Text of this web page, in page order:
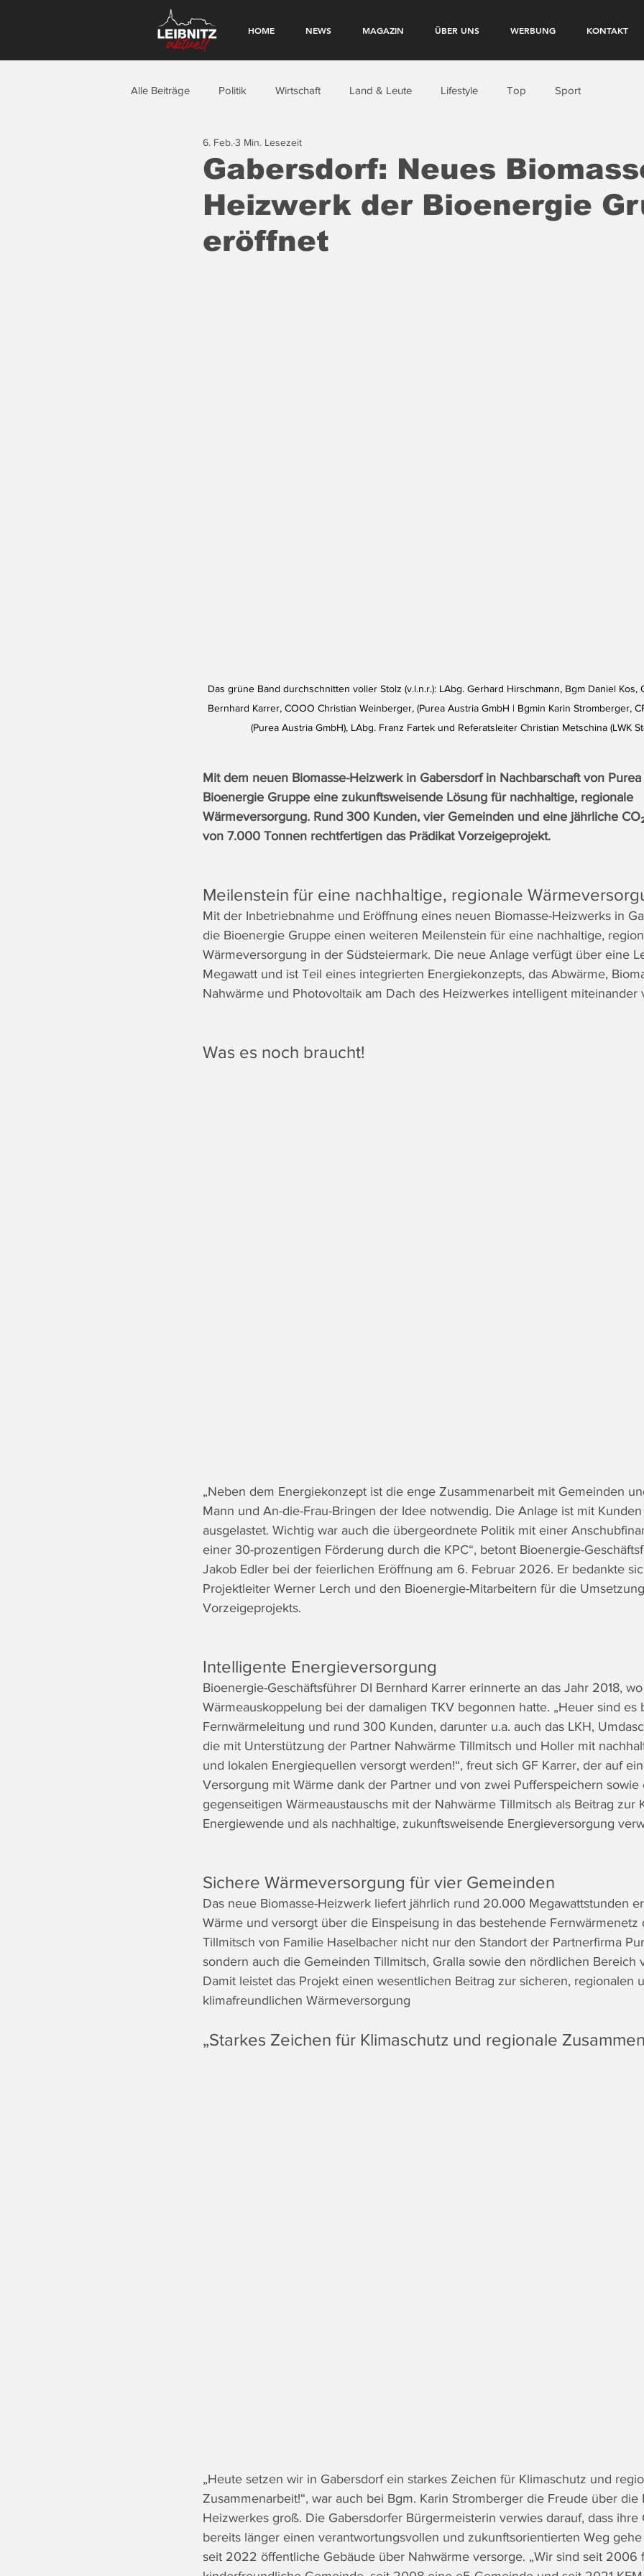
HOME NEWS MAGAZIN ÜBER UNS WERBUNG KONTAKT
Alle Beiträge Politik Wirtschaft Land & Leute Lifestyle Top Sport
Gabersdorf: Neues
Heizwerk der Bioenergie
eröffnet
6. Feb. 3 Min. Lesezeit
Das grüne Band durchschnitten voller Stolz (v.l.n.r.): LAbg. Gerhard Hirschmann, Bgm Daniel Kos,
Bernhard Karrer, COOO Christian Weinberger, (Purea Austria GmbH | Bgmin Karin Stromberger,
(Purea Austria GmbH), LAbg. Franz Fartek und Referatsleiter Christian Metschina (LWK
Mit dem neuen Biomasse-Heizwerk in Gabersdorf in Nachbarschaft von
Bioenergie Gruppe eine zukunftsweisende Lösung für nachhaltige, regionale
Wärmeversorgung. Rund 300 Kunden, vier Gemeinden und eine jährliche
von 7.000 Tonnen rechtfertigen das Prädikat Vorzeigeprojekt.
Meilenstein für eine nachhaltige, regionale
Mit der Inbetriebnahme und Eröffnung eines neuen Biomasse-Heizwerks in
die Bioenergie Gruppe einen weiteren Meilenstein für eine nachhaltige,
Wärmeversorgung in der Südsteiermark. Die neue Anlage verfügt über eine
Megawatt und ist Teil eines integrierten Energiekonzepts, das Abwärme,
Nahwärme und Photovoltaik am Dach des Heizwerkes intelligent miteinander
Was es noch braucht!
„Neben dem Energiekonzept ist die enge Zusammenarbeit mit Gemeinden
Mann und An-die-Frau-Bringen der Idee notwendig. Die Anlage ist mit
ausgelastet. Wichtig war auch die übergeordnete Politik mit einer
einer 30-prozentigen Förderung durch die KPC“, betont Bioenergie-
Jakob Edler bei der feierlichen Eröffnung am 6. Februar 2026. Er bedankte
Projektleiter Werner Lerch und den Bioenergie-Mitarbeitern für die
Vorzeigeprojekts.
Intelligente Energieversorgung
Bioenergie-Geschäftsführer DI Bernhard Karrer erinnerte an das Jahr 2018,
Wärmeauskoppelung bei der damaligen TKV begonnen hatte. „Heuer sind es
Fernwärmeleitung und rund 300 Kunden, darunter u.a. auch das LKH,
die mit Unterstützung der Partner Nahwärme Tillmitsch und Holler mit
und lokalen Energiequellen versorgt werden!“, freut sich GF Karrer, der auf
Versorgung mit Wärme dank der Partner und von zwei Pufferspeichern sowie
gegenseitigen Wärmeaustauschs mit der Nahwärme Tillmitsch als Beitrag zur
Energiewende und als nachhaltige, zukunftsweisende Energieversorgung
Sichere Wärmeversorgung für vier Gemeinden
Das neue Biomasse-Heizwerk liefert jährlich rund 20.000 Megawattstunden
Wärme und versorgt über die Einspeisung in das bestehende Fernwärmenetz
Tillmitsch von Familie Haselbacher nicht nur den Standort der Partnerfirma
sondern auch die Gemeinden Tillmitsch, Gralla sowie den nördlichen Bereich
Damit leistet das Projekt einen wesentlichen Beitrag zur sicheren, regionalen
klimafreundlichen Wärmeversorgung
„Starkes Zeichen für Klimaschutz und regionale
„Heute setzen wir in Gabersdorf ein starkes Zeichen für Klimaschutz und
Zusammenarbeit!“, war auch bei Bgm. Karin Stromberger die Freude über die
Heizwerkes groß. Die Gabersdorfer Bürgermeisterin verwies darauf, dass ihre
bereits länger einen verantwortungsvollen und zukunftsorientierten Weg
seit 2022 öffentliche Gebäude über Nahwärme versorge. „Wir sind seit 2006